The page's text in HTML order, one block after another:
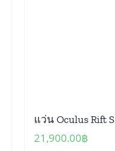
แว่น Oculus Rift S
21,900.00฿